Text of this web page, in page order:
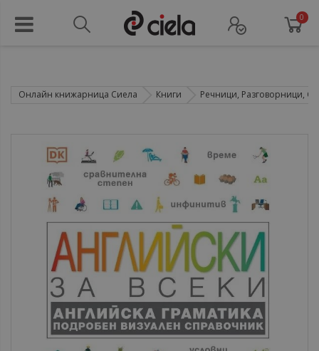
0
Онлайн книжарница Сиела Книги Речници, Разговорници,